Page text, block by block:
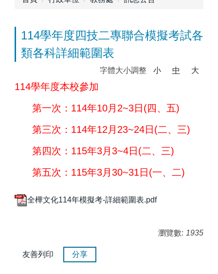
114學年度四技二專聯合模擬考試各
類各科詳細範圍表
字體大小調整 小 中 大
114學年度本校參加
第一次：114年10月2~3日(四、五)
第三次：114年12月23~24日(二、三)
第四次：115年3月3~4日(二、三)
第五次：115年3月30~31日(一、二)
全樺文化114年模擬考-詳細範圍表.pdf
瀏覽數: 1935
友善列印 分享